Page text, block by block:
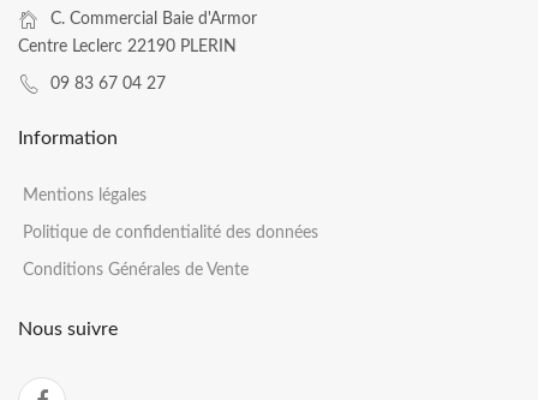
C. Commercial Baie d'Armor
Centre Leclerc 22190 PLERIN
09 83 67 04 27
Information
Mentions légales
Politique de confidentialité des données
Conditions Générales de Vente
Nous suivre